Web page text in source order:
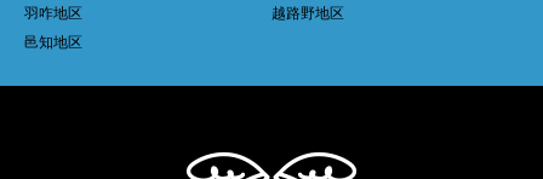
羽咋地区
越路野地区
邑知地区